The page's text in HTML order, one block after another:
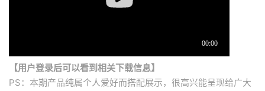
【用户登录后可以看到相关下载信息】
PS：本期产品纯属个人爱好而搭配展示，很高兴能呈现给广大